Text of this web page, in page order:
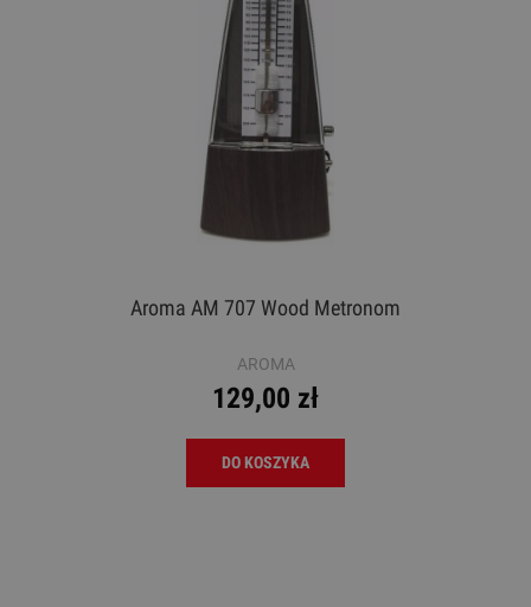
Aroma AM 707 Wood Metronom
AROMA
129,00 zł
DO KOSZYKA